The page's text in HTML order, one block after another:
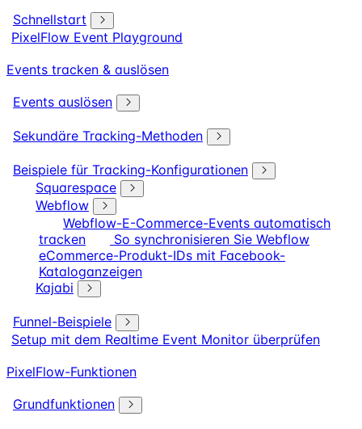
Schnellstart
PixelFlow Event Playground
Events tracken & auslösen
Events auslösen
Sekundäre Tracking-Methoden
Beispiele für Tracking-Konfigurationen
Squarespace
Webflow
Webflow-E-Commerce-Events automatisch
tracken
So synchronisieren Sie Webflow
eCommerce-Produkt-IDs mit Facebook-
Kataloganzeigen
Kajabi
Funnel-Beispiele
Setup mit dem Realtime Event Monitor überprüfen
PixelFlow-Funktionen
Grundfunktionen